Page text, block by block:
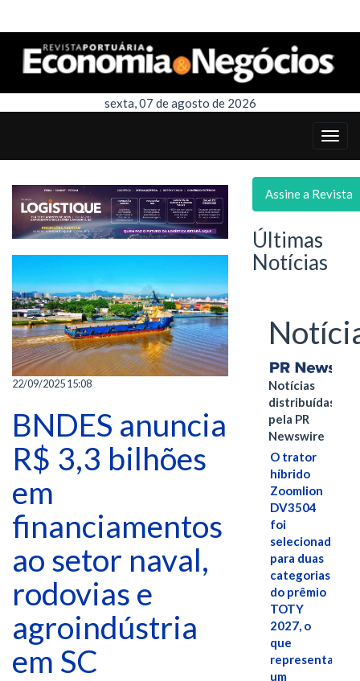
sexta, 07 de agosto de 2026
22/09/2025 15:08
BNDES anuncia
R$ 3,3 bilhões
em
financiamentos
ao setor naval,
rodovias e
agroindústria
em SC
Assine a Revista
Últimas
Notícias
Notícias
distribuídas
pela PR
Newswire
O trator
híbrido
Zoomlion
DV3504
foi
selecionado
para duas
categorias
do prêmio
TOTY
2027, o
que
representa
um